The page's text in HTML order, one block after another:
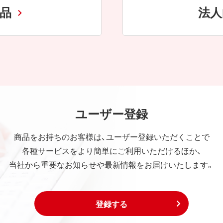
法
ユーザー登録
商品をお持ちのお客様は、ユーザー登録いただくことで
各種サービスをより簡単にご利用いただけるほか、
当社から重要なお知らせや最新情報をお届けいたします。
登録する